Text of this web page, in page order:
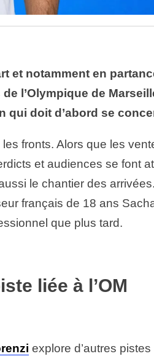
et notamment en
l’Olympique de
qui doit d’abord se
les fronts. Alors que les
et audiences se font
le chantier des
français de 18 ans
que plus tard.
liée à l’OM
explore d’autres pistes